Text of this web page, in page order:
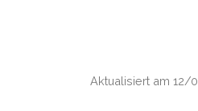
Aktualisiert am 12/